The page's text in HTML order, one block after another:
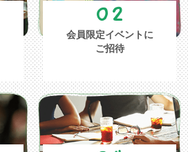
02
会員限定イベントに
ご招待